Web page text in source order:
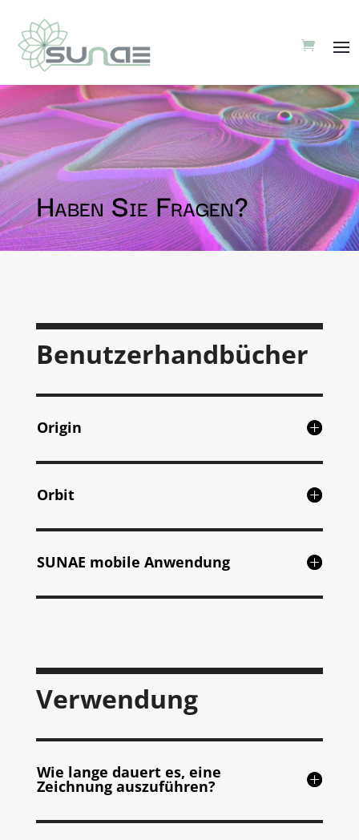
Haben Sie Fragen?
Benutzerhandbücher
Origin
Orbit
SUNAE mobile Anwendung
Verwendung
Wie lange dauert es, eine
Zeichnung auszuführen?